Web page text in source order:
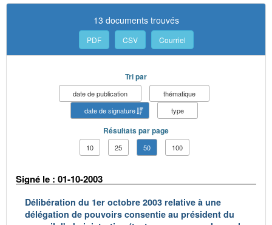
13 documents trouvés
PDF CSV Courriel
Tri par
date de publication
thématique
date de signature
type
Résultats par page
10 25 50 100
Signé le : 01-10-2003
Délibération du 1er octobre 2003 relative à une
délégation de pouvoirs consentie au président du